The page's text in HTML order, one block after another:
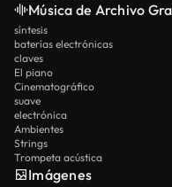
Música de Archivo
síntesis
baterías electrónicas
claves
El piano
Cinematográfico
suave
electrónica
Ambientes
Strings
Trompeta acústica
Imágenes